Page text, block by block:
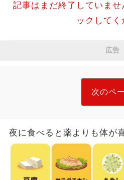
記事はまだ終了していませ
ックしてく
広告
次のペ
夜に食べると薬よりも体が